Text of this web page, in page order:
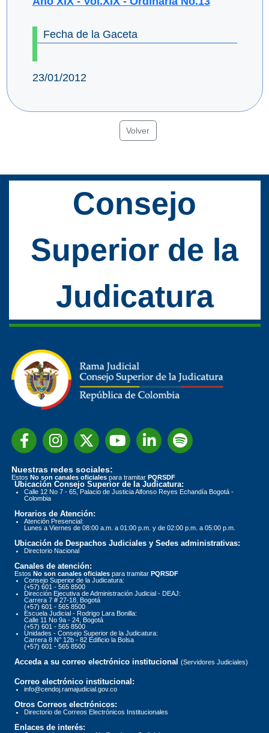
Fecha de la Gaceta
23/01/2012
Volver
Consejo
Superior de la
Judicatura
Nuestras redes sociales:
Estos No son canales oficiales para tramitar PQRSDF
Ubicación Consejo Superior de la Judicatura:
Calle 12 No 7 - 65, Palacio de Justicia Alfonso Reyes Echandía Bogotá -
Colombia
Horarios de Atención:
Atención Presencial:
Lunes a Viernes de 08:00 a.m. a 01:00 p.m. y de 02:00 p.m. a 05:00 p.m.
Ubicación de Despachos Judiciales y Sedes administrativas:
Directorio Nacional
Canales de atención:
Estos No son canales oficiales para tramitar PQRSDF
Consejo Superior de la Judicatura:
(+57) 601 - 565 8500
Dirección Ejecutiva de Administración Judicial - DEAJ:
Carrera 7 # 27-18, Bogotá
(+57) 601 - 565 8500
Escuela Judicial - Rodrigo Lara Bonilla:
Calle 11 No 9a - 24, Bogotá
(+57) 601 - 565 8500
Unidades - Consejo Superior de la Judicatura:
Carrera 8 N° 12b - 82 Edificio la Bolsa
(+57) 601 - 565 8500
Acceda a su correo electrónico institucional (Servidores Judiciales)
Correo electrónico institucional:
info@cendoj.ramajudicial.gov.co
Otros Correos electrónicos:
Directorio de Correos Electrónicos Institucionales
Enlaces de interés: